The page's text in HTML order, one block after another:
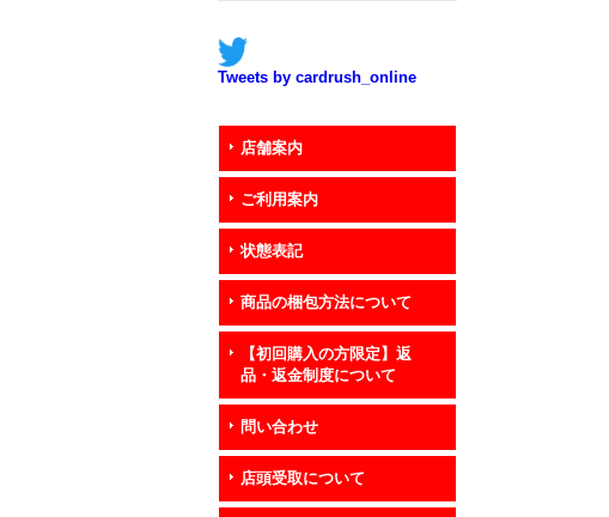
Tweets by cardrush_online
店舗案内
ご利用案内
状態表記
商品の梱包方法について
【初回購入の方限定】返
品・返金制度について
問い合わせ
店頭受取について